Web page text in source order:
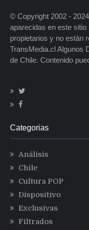
© Copyright 2002 -
aparecidas en este
propietarios y no están
TransMedia.cl Algunos
de Chile. Contenido
Categorias
Análisis
Chile
Cultura POP
Dispositivo
Exclusivas
Filtrados